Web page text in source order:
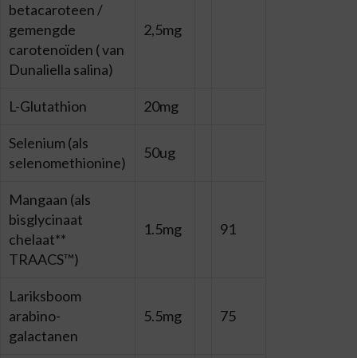
betacaroteen /
gemengde
carotenoïden ( van
Dunaliella salina)
2,5mg
L-Glutathion 20mg
Selenium (als
selenomethionine)
50ug
Mangaan (als
bisglycinaat
chelaat**
TRAACS™)
1.5mg 91
Lariksboom
arabino-
galactanen
5.5mg 75